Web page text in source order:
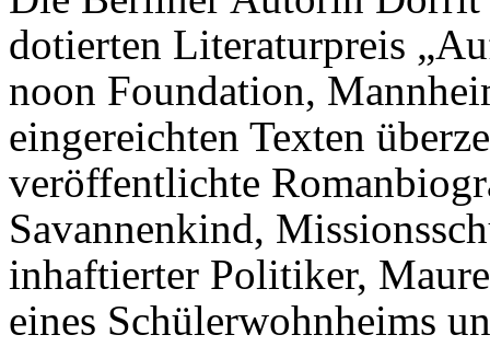
dotierten Literaturpreis
noon Foundation,
eingereichten Texten
veröffentlichte
Savannenkind,
inhaftierter Politiker,
eines Schülerwohnheims